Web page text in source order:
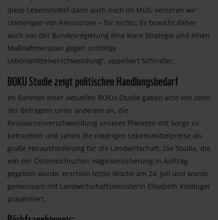
diese Lebensmittel dann auch noch im Müll, verlieren wir
Unmengen von Ressourcen – für nichts. Es braucht daher
auch von der Bundesregierung eine klare Strategie und einen
Maßnahmenplan gegen unnötige
Lebensmittelverschwendung“, appelliert Schindler.
BOKU Studie zeigt politischen Handlungsbedarf
Im Rahmen einer aktuellen BOKU-Studie gaben acht von zehn
der Befragten unter anderem an, die
Ressourcenverschwendung unseres Planeten mit Sorge zu
betrachten und sehen die niedrigen Lebensmittelpreise als
große Herausforderung für die Landwirtschaft. Die Studie, die
von der Österreichischen Hagelversicherung in Auftrag
gegeben wurde, erschien letzte Woche am 24. Juli und wurde
gemeinsam mit Landwirtschaftsministerin Elisabeth Köstinger
präsentiert.